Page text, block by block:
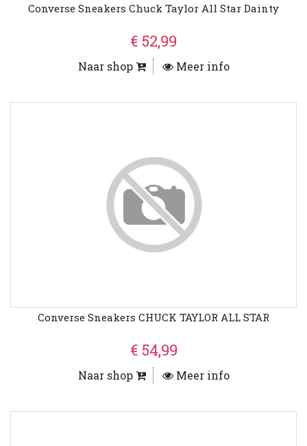
Converse Sneakers Chuck Taylor All Star Dainty
€ 52,99
Naar shop Meer info
Converse Sneakers CHUCK TAYLOR ALL STAR
€ 54,99
Naar shop Meer info